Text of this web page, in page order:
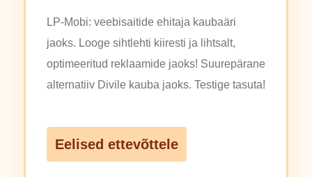
LP-Mobi: veebisaitide ehitaja kaubaäri
jaoks. Looge sihtlehti kiiresti ja lihtsalt,
optimeeritud reklaamide jaoks! Suurepärane
alternatiiv Divile kauba jaoks. Testige tasuta!
Eelised ettevõttele